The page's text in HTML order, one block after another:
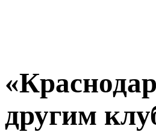
другим